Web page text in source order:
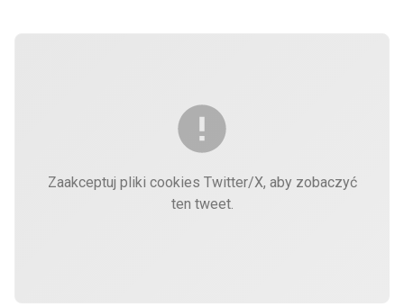
Zaakceptuj pliki cookies Twitter/X, aby zobaczyć
ten tweet.